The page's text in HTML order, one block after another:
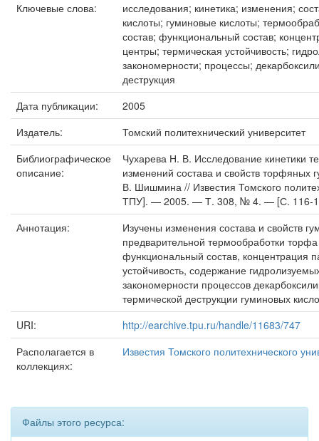
Ключевые слова:
исследования; кинетика; изменения;
кислоты; гуминовые кислоты;
состав; функциональный состав;
центры; термическая устойчивость;
закономерности; процессы;
деструкция
Дата публикации:
2005
Издатель:
Томский политехнический университет
Библиографическое
описание:
Чухарева Н. В. Исследование кинетики
изменений состава и свойств торфяных
В. Шишмина // Известия Томского
ТПУ]. — 2005. — Т. 308, № 4. — [С. 116-
Аннотация:
Изучены изменения состава и свойств
предварительной термообработки
функциональный состав, концентрация
устойчивость, содержание
закономерности процессов
термической деструкции гуминовых
URI:
http://earchive.tpu.ru/handle/11683/747
Располагается в
коллекциях:
Известия Томского политехнического
Файлы этого ресурса: